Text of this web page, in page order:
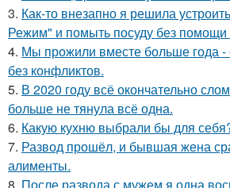
3. Как-то внезапно я решила
Режим" и помыть посуду без помощи
4. Мы прожили вместе больше года -
без конфликтов.
5. В 2020 году всё окончательно
больше не тянула всё одна.
6. Какую кухню выбрали бы для
7. Развод прошёл, и бывшая жена
алименты.
8. После развода с мужем я одна